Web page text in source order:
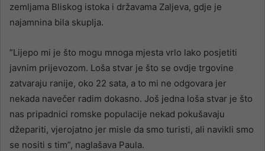
zemljama Bliskog istoka i državama Zaljeva, gdje je
najamnina bila skuplja.
”Lijepo mi je što mogu mnoga mjesta vrlo lako posjetiti
javnim prijevozom. Loša stvar je što se ovdje trgovine
zatvaraju ranije, oko 22 sata, a to mi ne odgovara jer
nekada navečer radim dokasno. Još jedna loša stvar je što
nas pripadnici romske populacije nekad pokušavaju
džepariti, vjerojatno jer misle da smo turisti, ali navikli smo
se nositi s tim”, naglašava Paula.